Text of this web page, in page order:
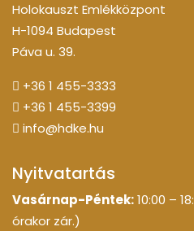
Holokauszt Emlékközpont
H-1094 Budapest
Páva u. 39.
+36 1 455-3333
+36 1 455-3399
info@hdke.hu
Nyitvatartás
Vasárnap-Péntek:10:00 –
órakor zár.)